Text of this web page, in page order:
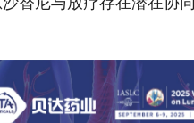
· 奥福民
· 贝泽汀